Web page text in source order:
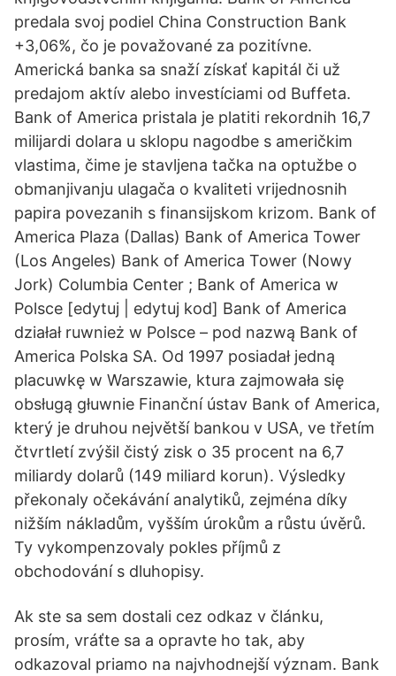
predala svoj podiel China Construction Bank
+3,06%, čo je považované za pozitívne.
Americká banka sa snaží získať kapitál či už
predajom aktív alebo investíciami od Buffeta.
Bank of America pristala je platiti rekordnih 16,7
milijardi dolara u sklopu nagodbe s američkim
vlastima, čime je stavljena tačka na optužbe o
obmanjivanju ulagača o kvaliteti vrijednosnih
papira povezanih s finansijskom krizom. Bank of
America Plaza (Dallas) Bank of America Tower
(Los Angeles) Bank of America Tower (Nowy
Jork) Columbia Center ; Bank of America w
Polsce [edytuj | edytuj kod] Bank of America
działał ruwnież w Polsce – pod nazwą Bank of
America Polska SA. Od 1997 posiadał jedną
placuwkę w Warszawie, ktura zajmowała się
obsługą głuwnie Finanční ústav Bank of America,
který je druhou největší bankou v USA, ve třetím
čtvrtletí zvýšil čistý zisk o 35 procent na 6,7
miliardy dolarů (149 miliard korun). Výsledky
překonaly očekávání analytiků, zejména díky
nižším nákladům, vyšším úrokům a růstu úvěrů.
Ty vykompenzovaly pokles příjmů z
obchodování s dluhopisy.
Ak ste sa sem dostali cez odkaz v článku,
prosím, vráťte sa a opravte ho tak, aby
odkazoval priamo na najvhodnejší význam. Bank